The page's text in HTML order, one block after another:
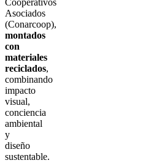
Cooperativos
Asociados
(Conarcoop),
montados
con
materiales
reciclados,
combinando
impacto
visual,
conciencia
ambiental
y
diseño
sustentable.